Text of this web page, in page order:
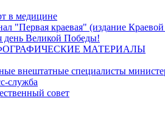
в медицине
"Первая краевая" (издание
день Великой Победы!
МАТЕРИАЛЫ
внештатные специалисты
служба
совет